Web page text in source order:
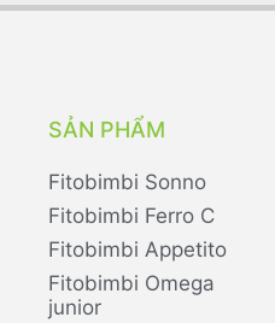
SẢN PHẨM
Fitobimbi Sonno
Fitobimbi Ferro C
Fitobimbi Appetito
Fitobimbi Omega
junior